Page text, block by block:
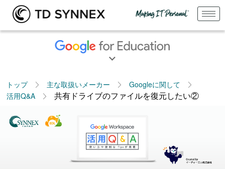
トップ 主な取扱いメーカー
Googleに関して
活用Q&A
共有ドライブのファイルを復元したい②